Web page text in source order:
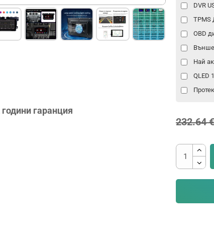
гаранция
232.64
DVR
TPMS
OBD
Най
QLED